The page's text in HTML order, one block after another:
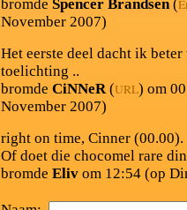
bromde Spencer Brandsen(
November 2007)
Het eerste deel dacht ik
toelichting ..
bromde CiNNeR(URL) om
November 2007)
right on time, Cinner (00.00).
Of doet die chocomel rare
bromde Eliv om 12:54 (op